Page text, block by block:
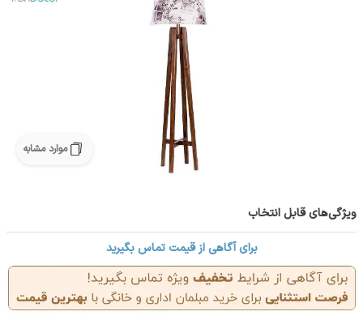
موارد مشابه
ویژگی‌های قابل انتخاب
برای آگاهی از قیمت تماس بگیرید